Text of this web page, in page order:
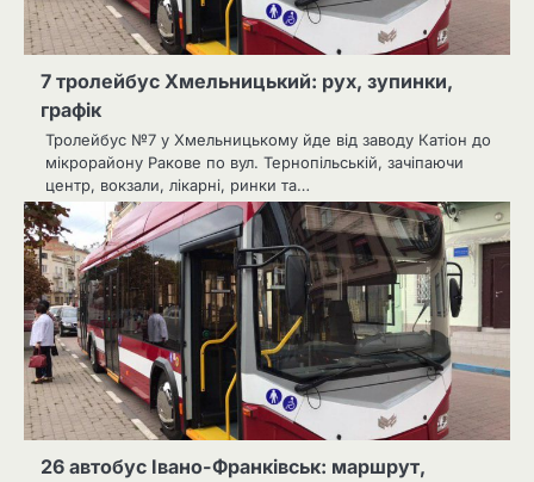
7 тролейбус Хмельницький: рух, зупинки,
графік
Тролейбус №7 у Хмельницькому йде від заводу Катіон до
мікрорайону Ракове по вул. Тернопільській, зачіпаючи
центр, вокзали, лікарні, ринки та…
26 автобус Івано-Франківськ: маршрут,